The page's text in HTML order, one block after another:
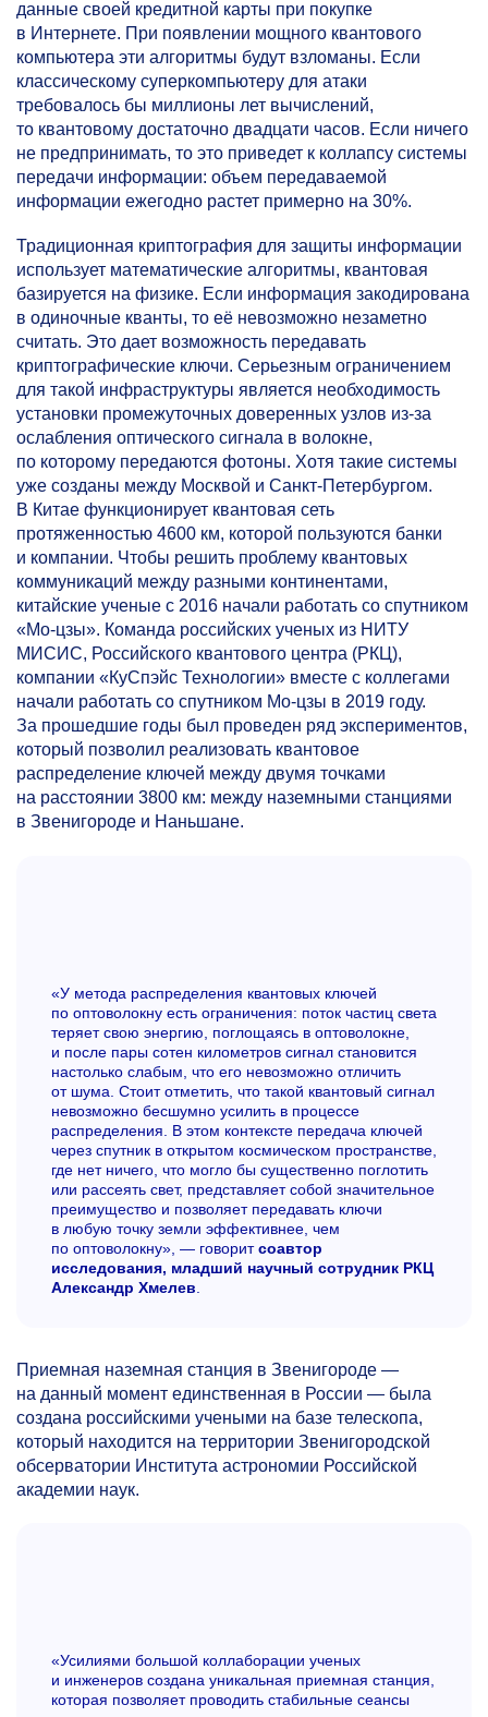
данные своей кредитной карты при покупке
в Интернете. При появлении мощного квантового
компьютера эти алгоритмы будут взломаны. Если
классическому суперкомпьютеру для атаки
требовалось бы миллионы лет вычислений,
то квантовому достаточно двадцати часов. Если ничего
не предпринимать, то это приведет к коллапсу системы
передачи информации: объем передаваемой
информации ежегодно растет примерно на 30%.
Традиционная криптография для защиты информации
использует математические алгоритмы, квантовая
базируется на физике. Если информация закодирована
в одиночные кванты, то её невозможно незаметно
считать. Это дает возможность передавать
криптографические ключи. Серьезным ограничением
для такой инфраструктуры является необходимость
установки промежуточных доверенных узлов из-за
ослабления оптического сигнала в волокне,
по которому передаются фотоны. Хотя такие системы
уже созданы между Москвой и Санкт-Петербургом.
В Китае функционирует квантовая сеть
протяженностью 4600 км, которой пользуются банки
и компании. Чтобы решить проблему квантовых
коммуникаций между разными континентами,
китайские ученые с 2016 начали работать со спутником
«Мо-цзы». Команда российских ученых из НИТУ
МИСИС, Российского квантового центра (РКЦ),
компании «КуСпэйс Технологии» вместе с коллегами
начали работать со спутником Мо-цзы в 2019 году.
За прошедшие годы был проведен ряд экспериментов,
который позволил реализовать квантовое
распределение ключей между двумя точками
на расстоянии 3800 км: между наземными станциями
в Звенигороде и Наньшане.
«У метода распределения квантовых ключей
по оптоволокну есть ограничения: поток частиц света
теряет свою энергию, поглощаясь в оптоволокне,
и после пары сотен километров сигнал становится
настолько слабым, что его невозможно отличить
от шума. Стоит отметить, что такой квантовый сигнал
невозможно бесшумно усилить в процессе
распределения. В этом контексте передача ключей
через спутник в открытом космическом пространстве,
где нет ничего, что могло бы существенно поглотить
или рассеять свет, представляет собой значительное
преимущество и позволяет передавать ключи
в любую точку земли эффективнее, чем
по оптоволокну», — говоритсоавтор
исследования, младший научный сотрудник РКЦ
Александр Хмелев
Приемная наземная станция в Звенигороде —
на данный момент единственная в России — была
создана российскими учеными на базе телескопа,
который находится на территории Звенигородской
обсерватории Института астрономии Российской
академии наук.
«Усилиями большой коллаборации ученых
и инженеров создана уникальная приемная станция,
которая позволяет проводить стабильные сеансы